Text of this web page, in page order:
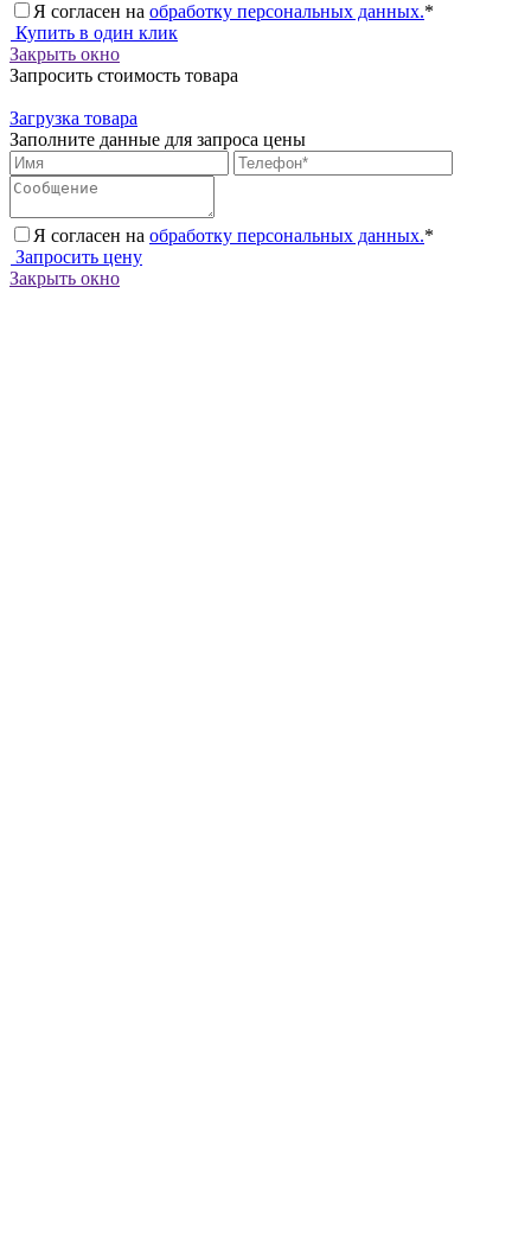
Я согласен на обработку персональных данных.*
Купить в один клик
Закрыть окно
Запросить стоимость товара
Загрузка товара
Заполните данные для запроса цены
Я согласен на обработку персональных данных.*
Запросить цену
Закрыть окно